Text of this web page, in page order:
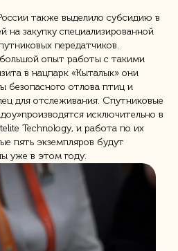
также выделило субсидию в
на закупку специализированной
передатчиков.
опыт работы с такими
в нацпарк «Кыталык» они
отлова птиц и
для отслеживания. Спутниковые
исключительно в
Technology, и работа по их
пять экземпляров будут
уже в этом году.